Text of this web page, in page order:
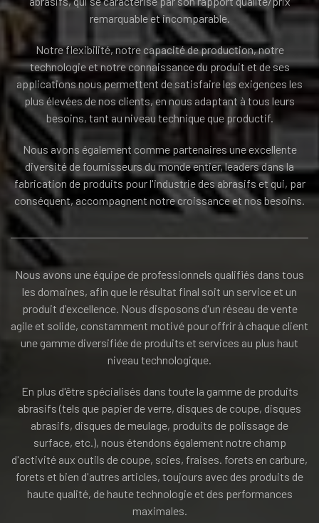
remarquable et incomparable.
Notre flexibilité, notre capacité de production, notre
technologie et notre connaissance du produit et de ses
applications nous permettent de satisfaire les exigences les
plus élevées de nos clients, en nous adaptant à tous leurs
besoins, tant au niveau technique que productif.
Nous avons également comme partenaires une excellente
diversité de fournisseurs du monde entier, leaders dans la
fabrication de produits pour l'industrie des abrasifs et qui, par
conséquent, accompagnent notre croissance et nos besoins.
Nous avons une équipe de professionnels qualifiés dans tous
les domaines, afin que le résultat final soit un service et un
produit d'excellence. Nous disposons d'un réseau de vente
agile et solide, constamment motivé pour offrir à chaque client
une gamme diversifiée de produits et services au plus haut
niveau technologique.
En plus d'être spécialisés dans toute la gamme de produits
abrasifs (tels que papier de verre, disques de coupe, disques
abrasifs, disques de meulage, produits de polissage de
surface, etc.), nous étendons également notre champ
d'activité aux outils de coupe, scies, fraises. forets en carbure,
forets et bien d'autres articles, toujours avec des produits de
haute qualité, de haute technologie et des performances
maximales.